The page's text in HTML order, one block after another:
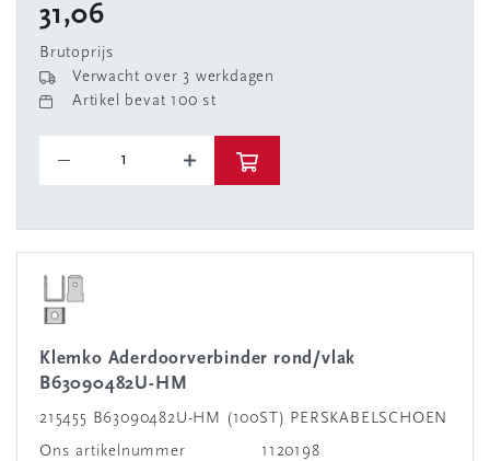
31,06
Brutoprijs
Verwacht over 3 werkdagen
Artikel bevat 100 st
Klemko Aderdoorverbinder rond/vlak
B63090482U-HM
215455 B63090482U-HM (100ST) PERSKABELSCHOEN
Ons artikelnummer
1120198